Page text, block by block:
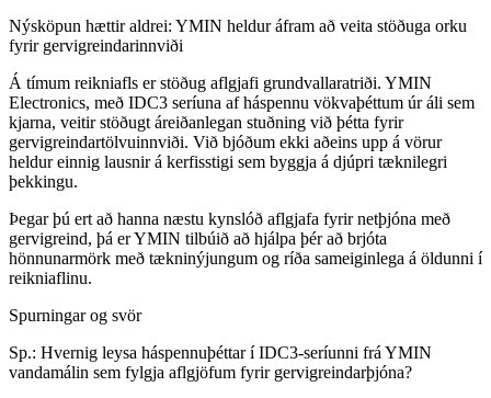
Nýsköpun hættir aldrei: YMIN heldur áfram að veita stöðuga orku
fyrir gervigreindarinnviði
Á tímum reikniafls er stöðug aflgjafi grundvallaratriði. YMIN
Electronics, með IDC3 seríuna af háspennu vökvaþéttum úr áli sem
kjarna, veitir stöðugt áreiðanlegan stuðning við þétta fyrir
gervigreindartölvuinnviði. Við bjóðum ekki aðeins upp á vörur
heldur einnig lausnir á kerfisstigi sem byggja á djúpri tæknilegri
þekkingu.
Þegar þú ert að hanna næstu kynslóð aflgjafa fyrir netþjóna með
gervigreind, þá er YMIN tilbúið að hjálpa þér að brjóta
hönnunarmörk með tækninýjungum og ríða sameiginlega á öldunni í
reikniaflinu.
Spurningar og svör
Sp.: Hvernig leysa háspennuþéttar í IDC3-seríunni frá YMIN
vandamálin sem fylgja aflgjöfum fyrir gervigreindarþjóna?